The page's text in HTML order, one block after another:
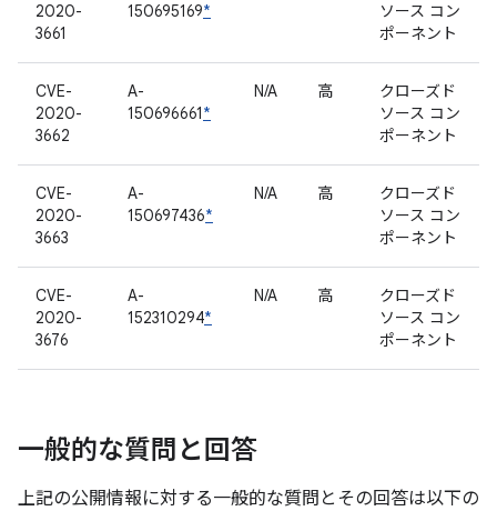
2020-
3661
150695169*
ソース コン
ポーネント
CVE-
2020-
3662
A-
150696661*
N/A 高
クローズド
ソース コン
ポーネント
CVE-
2020-
3663
A-
150697436*
N/A 高
クローズド
ソース コン
ポーネント
CVE-
2020-
3676
A-
152310294*
N/A 高
クローズド
ソース コン
ポーネント
一般的な質問と回答
上記の公開情報に対する一般的な質問とその回答は以下の